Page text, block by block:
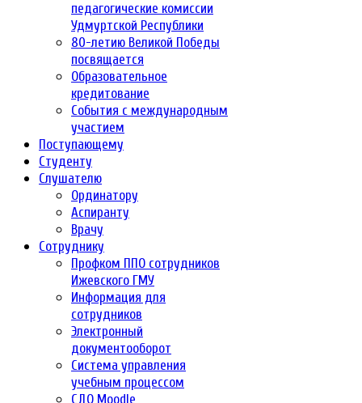
педагогические комиссии
Удмуртской Республики
80-летию Великой Победы
посвящается
Образовательное
кредитование
События с международным
участием
Поступающему
Студенту
Слушателю
Ординатору
Аспиранту
Врачу
Сотруднику
Профком ППО сотрудников
Ижевского ГМУ
Информация для
сотрудников
Электронный
документооборот
Система управления
учебным процессом
СДО Moodle